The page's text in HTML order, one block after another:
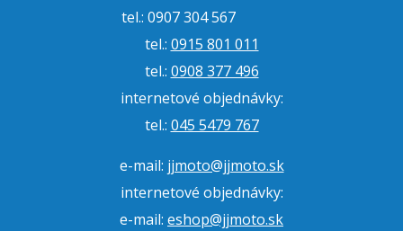
tel.: 0907 304 567
tel.: 0915 801 011
tel.: 0908 377 496
internetové objednávky:
tel.: 045 5479 767
e-mail: jjmoto@jjmoto.sk
internetové objednávky:
e-mail: eshop@jjmoto.sk